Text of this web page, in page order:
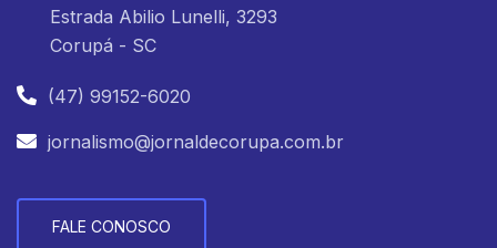
Estrada Abilio Lunelli, 3293
Corupá - SC
(47) 99152-6020
jornalismo@jornaldecorupa.com.br
FALE CONOSCO